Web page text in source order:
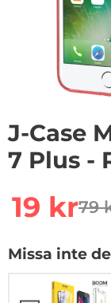
J-Case
7 Plus -
rea19 kr79
Missa inte